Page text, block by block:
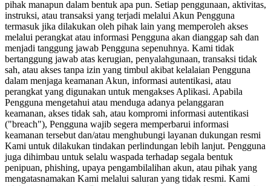
pihak manapun dalam bentuk apa pun. Setiap penggunaan, aktivitas,
instruksi, atau transaksi yang terjadi melalui Akun Pengguna
termasuk jika dilakukan oleh pihak lain yang memperoleh akses
melalui perangkat atau informasi Pengguna akan dianggap sah dan
menjadi tanggung jawab Pengguna sepenuhnya. Kami tidak
bertanggung jawab atas kerugian, penyalahgunaan, transaksi tidak
sah, atau akses tanpa izin yang timbul akibat kelalaian Pengguna
dalam menjaga keamanan Akun, informasi autentikasi, atau
perangkat yang digunakan untuk mengakses Aplikasi. Apabila
Pengguna mengetahui atau menduga adanya pelanggaran
keamanan, akses tidak sah, atau kompromi informasi autentikasi
("breach"), Pengguna wajib segera memperbarui informasi
keamanan tersebut dan/atau menghubungi layanan dukungan resmi
Kami untuk dilakukan tindakan perlindungan lebih lanjut. Pengguna
juga dihimbau untuk selalu waspada terhadap segala bentuk
penipuan, phishing, upaya pengambilalihan akun, atau pihak yang
mengatasnamakan Kami melalui saluran yang tidak resmi. Kami